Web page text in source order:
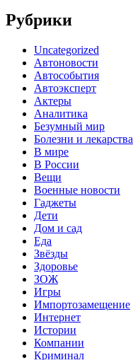
Рубрики
Uncategorized
Автоновости
Автособытия
Автоэксперт
Актеры
Аналитика
Безумный мир
Болезни и лекарства
В мире
В России
Вещи
Военные новости
Гаджеты
Дети
Дом и сад
Еда
Звёзды
Здоровье
ЗОЖ
Игры
Импортозамещение
Интернет
Истории
Компании
Криминал